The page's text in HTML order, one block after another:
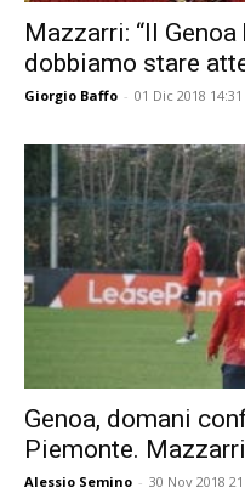
Mazzarri: “Il
dobbiamo stare
Giorgio Baffo - 01 Dic 2018 14:31
Genoa, domani
Piemonte.
Alessio Semino - 30 Nov 2018